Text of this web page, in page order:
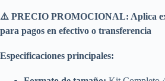
original
$19.98.
actual
$18.50.
⚠️ PRECIO PROMOCIONAL: Aplica
para pagos en efectivo o transferencia
Especificaciones principales: